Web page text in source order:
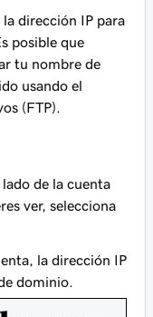
dirección IP para
posible que
tu nombre de
usando el
(FTP).
lado de la cuenta
ver, selecciona
la dirección IP
dominio.